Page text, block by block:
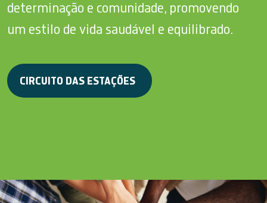
determinação e comunidade, promovendo
um estilo de vida saudável e equilibrado.
CIRCUITO DAS ESTAÇÕES